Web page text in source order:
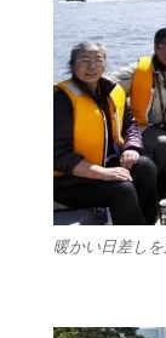
暖かい日差し